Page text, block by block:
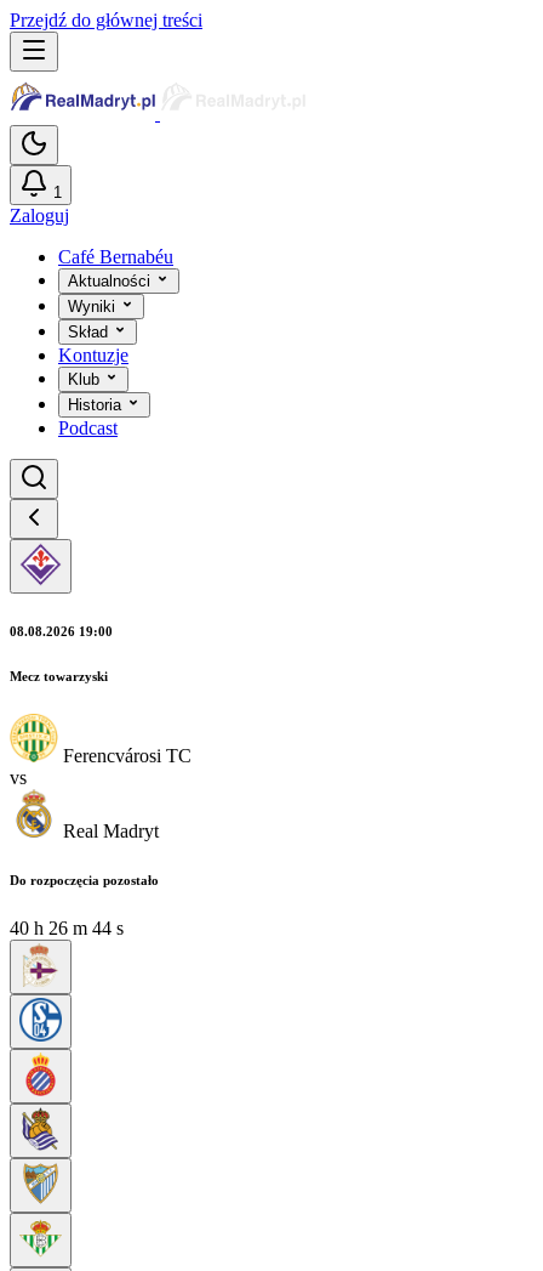
Przejdź do głównej treści
1
Zaloguj
Café Bernabéu
Aktualności
Wyniki
Skład
Kontuzje
Klub
Historia
Podcast
08.08.2026 19:00
Mecz towarzyski
Ferencvárosi TC
vs
Real Madryt
Do rozpoczęcia pozostało
40 h 26 m 44 s